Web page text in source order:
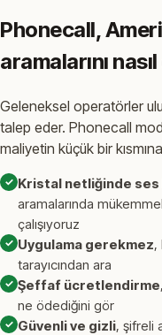
Phonecall,
aramalarını
Geleneksel operatörler
talep eder. Phonecall
maliyetin küçük bir
✓ Kristal netliğinde
aramalarında
çalışıyoruz
✓ Uygulama gerekmez,
tarayıcından ara
✓ Şeffaf ücretlendirme
ne ödediğini gör
✓ Güvenli ve gizli, şifreli